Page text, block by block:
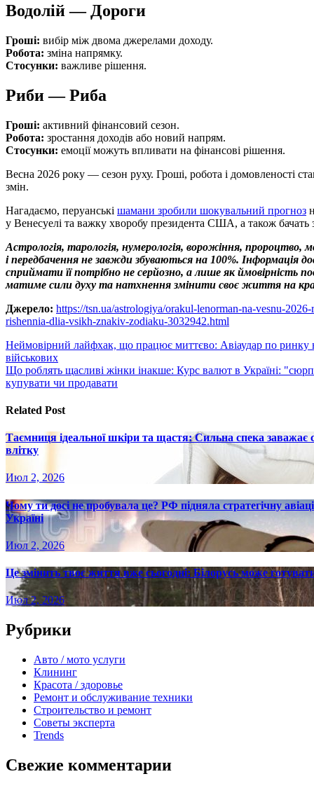
Водолій — Дороги
Гроші: вибір між двома джерелами доходу.
Робота: зміна напрямку.
Стосунки: важливе рішення.
Риби — Риба
Гроші: активний фінансовий сезон.
Робота: зростання доходів або новий напрям.
Стосунки: емоції можуть впливати на фінансові рішення.
Весна 2026 року — сезон руху. Гроші, робота і домовленості
змін.
Нагадаємо, перуанські шамани зробили шокувальний прогноз
у Венесуелі та важку хворобу президента США, а також бачать
Астрологія, тарологія, нумерологія, ворожіння, пророцтво,
і передбачення не завжди збуваються на 100%. Інформація
сприймати її потрібно не серйозно, а лише як
матиме сили духу та натхнення змінити своє життя на
Джерело: https://tsn.ua/astrologiya/orakul-lenorman-na-vesnu-
rishennia-dlia-vsikh-znakiv-zodiaku-3032942.html
Навигация
по
записям
Неймовірний лайфхак, що працює миттєво: Авіаудар по ринку
військових
Що роблять щасливі жінки інакше: Курс валют в Україні:
купувати чи продавати
Related Post
Таємниця ідеальної шкіри та щастя: Сильна спека
влітку
Июл 2, 2026
Чому ти досі не пробувала це? РФ підняла стратегічну
Україні
Июл 2, 2026
Це змінить твоє життя вже сьогодні: Білорусь може
Июл 2, 2026
Рубрики
Авто / мото услуги
Клининг
Красота / здоровье
Ремонт и обслуживание техники
Строительство и ремонт
Советы эксперта
Trends
Свежие комментарии